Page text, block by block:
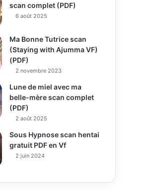
scan complet (PDF)
6 août 2025
Ma Bonne Tutrice scan
(Staying with Ajumma VF)
(PDF)
2 novembre 2023
Lune de miel avec ma
belle-mère scan complet
(PDF)
2 août 2025
Sous Hypnose scan hentai
gratuit PDF en Vf
2 juin 2024